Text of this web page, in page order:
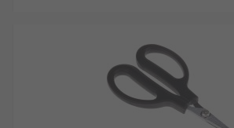
ความสะดวกสบายขณะใช้งาน ควร
กรรไกรที่มีด้ามจับแบบ Ergonomic
กำลังที่ดีและลดแรงกดทับที่นิ้วมือเมื่